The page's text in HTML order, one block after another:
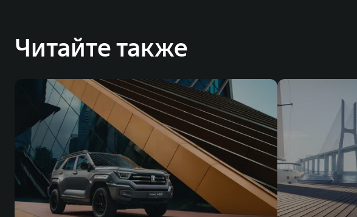
⁹ Для работы сервиса необходимо подключение к Интернету и подписка Яндекс Плюс
Great Wall Motor Company Limited (GWM) — глобальный производитель внедорожников,
зарегистрирована на Гонконгской и Шанхайской фондовых биржах в 2003 и 2011 годах
ландшафта автомобильной отрасли, в том числе посредством разработки собственных
выносливых пикапов GWM Pickup, инновационных внедорожников TANK, электромобилей ORA,
и современных автомобилей в более чем 60 регионах мира. В состав холдинга GWM входят 80
млн автомобилей в год. По итогам 2021 года общая выручка компании увеличилась больше
пикапов в Китае. На сегодняшний день концерн GWM создал мировую систему исследований
глобальную систему «14+5», которая включает 10 внутренних производственных комплексов
Читайте также